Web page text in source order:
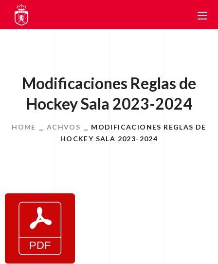
Modificaciones Reglas de
Hockey Sala 2023-2024
HOME ACHVOS
MODIFICACIONES REGLAS DE
HOCKEY SALA 2023-2024